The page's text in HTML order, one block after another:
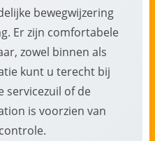
bewegwijzering
Er zijn comfortabele
zowel binnen als
kunt u terecht bij
servicezuil of de
is voorzien van